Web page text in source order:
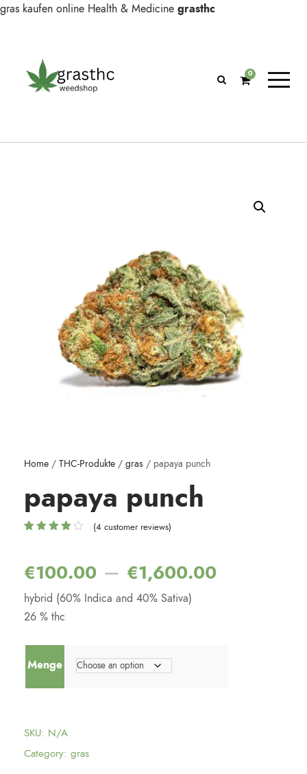
gras kaufen online Health & Medicine grasthc
0
Home / THC-Produkte / gras / papaya punch
papaya punch
customer
ratings
(4customer reviews)
€100.00 – €1,600.00
hybrid (60% Indica and 40% Sativa)
26 % thc
Menge
SKU: N/A
Category: gras